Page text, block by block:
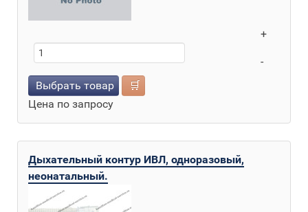
+
-
Выбрать товар
🛒
Цена по запросу
Дыхательный контур ИВЛ, одноразовый,
неонатальный.